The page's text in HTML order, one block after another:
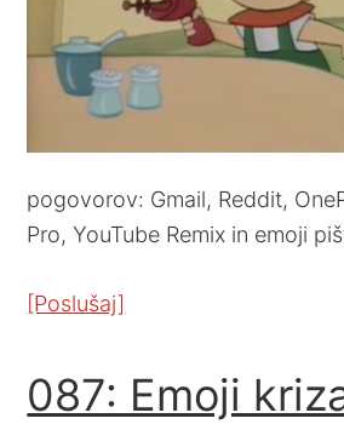
pogovorov: Gmail, Reddit,
Pro, YouTube Remix in emoji
[Poslušaj]
087: Emoji